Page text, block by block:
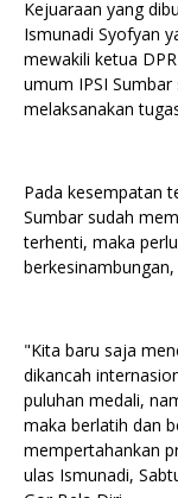
Kejuaraan yang
Ismunadi Syofyan
mewakili ketua
umum IPSI
melaksanakan
Pada kesempatan
Sumbar sudah
terhenti, maka
"Kita baru saja
dikancah
puluhan medali,
maka berlatih dan
mempertahankan
ulas Ismunadi,